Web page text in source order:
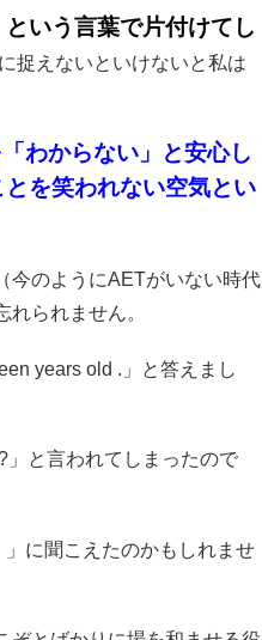
いう言葉で片付けてし
捉えないといけないと私は
わからない」と安心し
を笑われない空気とい
今のようにAETがいない時代
られません。
years old .」と答えまし
と言われてしまったので
に聞こえたのかもしれませ